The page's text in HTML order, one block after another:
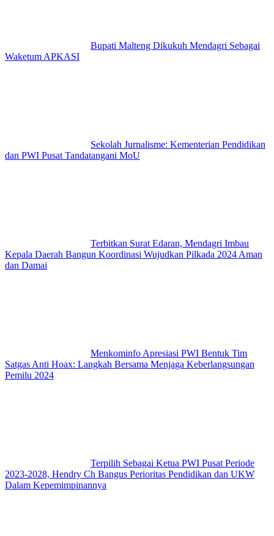
Bupati Malteng Dikukuh Mendagri Sebagai
Waketum APKASI
Sekolah Jurnalisme: Kementerian Pendidikan
dan PWI Pusat Tandatangani MoU
Terbitkan Surat Edaran, Mendagri Imbau
Kepala Daerah Bangun Koordinasi Wujudkan Pilkada 2024 Aman
dan Damai
Menkominfo Apresiasi PWI Bentuk Tim
Satgas Anti Hoax: Langkah Bersama Menjaga Keberlangsungan
Pemilu 2024
Terpilih Sebagai Ketua PWI Pusat Periode
2023-2028, Hendry Ch Bangus Perioritas Pendidikan dan UKW
Dalam Kepemimpinannya